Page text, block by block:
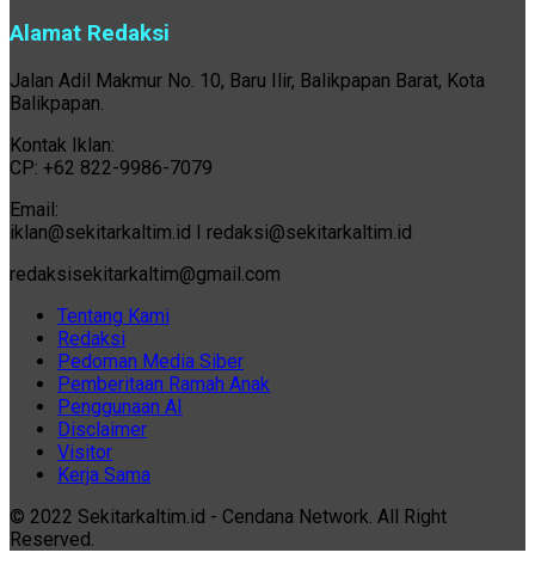
Alamat Redaksi
Jalan Adil Makmur No. 10, Baru Ilir, Balikpapan Barat, Kota
Balikpapan.
Kontak Iklan:
CP: +62 822-9986-7079
Email:
iklan@sekitarkaltim.id I redaksi@sekitarkaltim.id
redaksisekitarkaltim@gmail.com
Tentang Kami
Redaksi
Pedoman Media Siber
Pemberitaan Ramah Anak
Penggunaan AI
Disclaimer
Visitor
Kerja Sama
© 2022 Sekitarkaltim.id - Cendana Network. All Right
Reserved.